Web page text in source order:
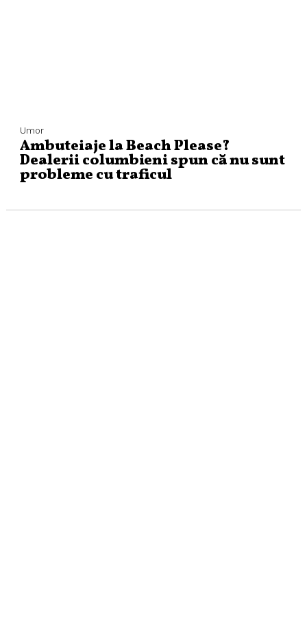
Umor
Ambuteiaje la Beach Please?
Dealerii columbieni spun că nu sunt
probleme cu traficul